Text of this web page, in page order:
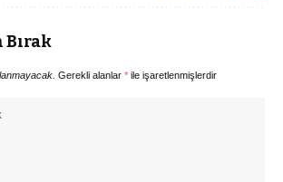
Gerekli alanlar * ile işaretlenmişlerdir